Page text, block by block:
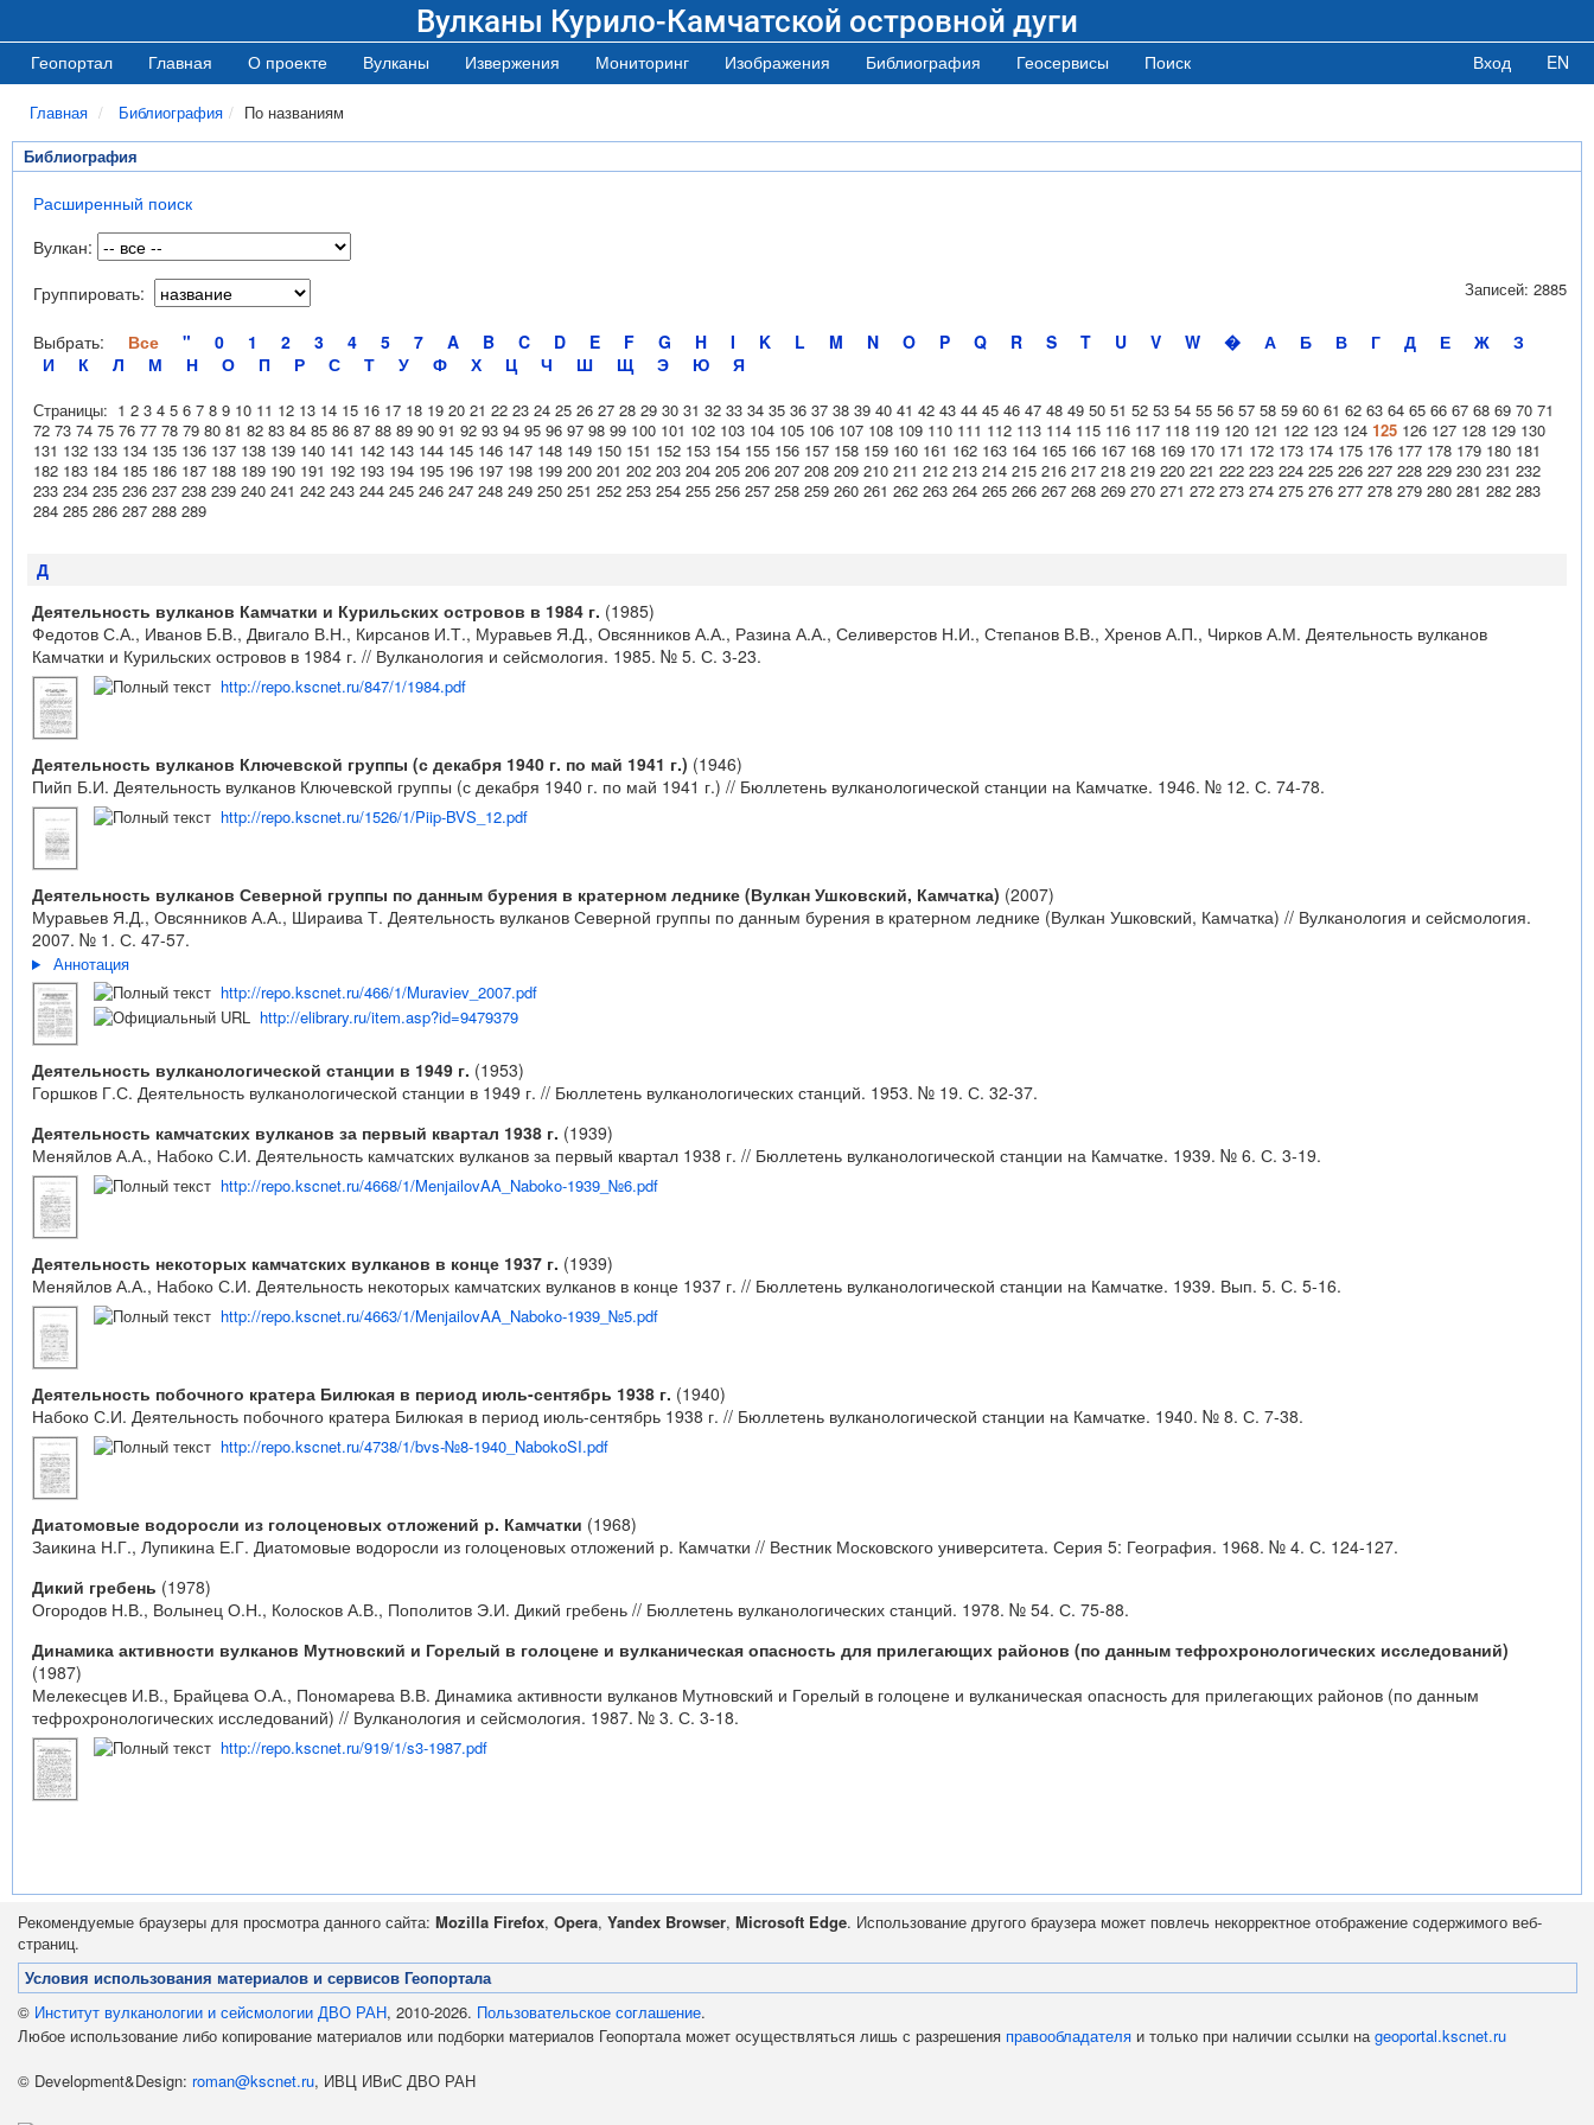
Вулканы Курило-Камчатской островной дуги
Геопортал Главная О проекте Вулканы Извержения Мониторинг Изображения Библиография Геосервисы Поиск Вход EN
Главная Библиография По названиям
Библиография
Расширенный поиск
Вулкан:
Группировать:
Выбрать: Все " 0 1 2 3 4 5 7 A B C D E F G H I K L M N O P Q R S T U V W � А Б В Г Д Е Ж
З
И
К Л М Н О П Р С Т У Ф Х Ц Ч Ш Щ Э Ю Я
Записей: 2885
Страницы: 1 2 3 4 5 6 7 8 9 10 11 12 13 14 15 16 17 18 19 20 21 22 23 24 25 26 27 28 29 30 31 32 33 34 35 36 37 38 39 40 41 42 43 44 45 46 47 48 49 50 51 52 53 54 55 56 57 58 59 60 61 62 63 64 65 66 67 68 69 70 71
72 73 74 75 76 77 78 79 80 81 82 83 84 85 86 87 88 89 90 91 92 93 94 95 96 97 98 99 100 101 102 103 104 105 106 107 108 109 110 111 112 113 114 115 116 117 118 119 120 121 122 123 124 125 126 127 128 129 130
131 132 133 134 135 136 137 138 139 140 141 142 143 144 145 146 147 148 149 150 151 152 153 154 155 156 157 158 159 160 161 162 163 164 165 166 167 168 169 170 171 172 173 174 175 176 177 178 179 180 181
182 183 184 185 186 187 188 189 190 191 192 193 194 195 196 197 198 199 200 201 202 203 204 205 206 207 208 209 210 211 212 213 214 215 216 217 218 219 220 221 222 223 224 225 226 227 228 229 230 231 232
233 234 235 236 237 238 239 240 241 242 243 244 245 246 247 248 249 250 251 252 253 254 255 256 257 258 259 260 261 262 263 264 265 266 267 268 269 270 271 272 273 274 275 276 277 278 279 280 281 282 283
284 285 286 287 288 289
Д
Деятельность вулканов Камчатки и Курильских островов в 1984 г. (1985)
Федотов С.А., Иванов Б.В., Двигало В.Н., Кирсанов И.Т., Муравьев Я.Д., Овсянников А.А., Разина А.А., Селиверстов Н.И., Степанов В.В., Хренов А.П., Чирков А.М. Деятельность вулканов
Камчатки и Курильских островов в 1984 г. // Вулканология и сейсмология. 1985. № 5. С. 3-23.
http://repo.kscnet.ru/847/1/1984.pdf
Деятельность вулканов Ключевской группы (с декабря 1940 г. по май 1941 г.) (1946)
Пийп Б.И. Деятельность вулканов Ключевской группы (с декабря 1940 г. по май 1941 г.) // Бюллетень вулканологической станции на Камчатке. 1946. № 12. С. 74-78.
http://repo.kscnet.ru/1526/1/Piip-BVS_12.pdf
Деятельность вулканов Северной группы по данным бурения в кратерном леднике (Вулкан Ушковский, Камчатка) (2007)
Муравьев Я.Д., Овсянников А.А., Шираива Т. Деятельность вулканов Северной группы по данным бурения в кратерном леднике (Вулкан Ушковский, Камчатка) // Вулканология и сейсмология.
2007. № 1. С. 47-57.
Аннотация
http://repo.kscnet.ru/466/1/Muraviev_2007.pdf
http://elibrary.ru/item.asp?id=9479379
Деятельность вулканологической станции в 1949 г. (1953)
Горшков Г.С. Деятельность вулканологической станции в 1949 г. // Бюллетень вулканологических станций. 1953. № 19. С. 32-37.
Деятельность камчатских вулканов за первый квартал 1938 г. (1939)
Меняйлов А.А., Набоко С.И. Деятельность камчатских вулканов за первый квартал 1938 г. // Бюллетень вулканологической станции на Камчатке. 1939. № 6. С. 3-19.
http://repo.kscnet.ru/4668/1/MenjailovAA_Naboko-1939_№6.pdf
Деятельность некоторых камчатских вулканов в конце 1937 г. (1939)
Меняйлов А.А., Набоко С.И. Деятельность некоторых камчатских вулканов в конце 1937 г. // Бюллетень вулканологической станции на Камчатке. 1939. Вып. 5. С. 5-16.
http://repo.kscnet.ru/4663/1/MenjailovAA_Naboko-1939_№5.pdf
Деятельность побочного кратера Билюкая в период июль-сентябрь 1938 г. (1940)
Набоко С.И. Деятельность побочного кратера Билюкая в период июль-сентябрь 1938 г. // Бюллетень вулканологической станции на Камчатке. 1940. № 8. С. 7-38.
http://repo.kscnet.ru/4738/1/bvs-№8-1940_NabokoSI.pdf
Диатомовые водоросли из голоценовых отложений р. Камчатки (1968)
Заикина Н.Г., Лупикина Е.Г. Диатомовые водоросли из голоценовых отложений р. Камчатки // Вестник Московского университета. Серия 5: География. 1968. № 4. С. 124-127.
Дикий гребень (1978)
Огородов Н.В., Волынец О.Н., Колосков А.В., Пополитов Э.И. Дикий гребень // Бюллетень вулканологических станций. 1978. № 54. С. 75-88.
Динамика активности вулканов Мутновский и Горелый в голоцене и вулканическая опасность для прилегающих районов (по данным тефрохронологических исследований)
(1987)
Мелекесцев И.В., Брайцева О.А., Пономарева В.В. Динамика активности вулканов Мутновский и Горелый в голоцене и вулканическая опасность для прилегающих районов (по данным
тефрохронологических исследований) // Вулканология и сейсмология. 1987. № 3. С. 3-18.
http://repo.kscnet.ru/919/1/s3-1987.pdf
Рекомендуемые браузеры для просмотра данного сайта: Mozilla Firefox, Opera, Yandex Browser, Microsoft Edge. Использование другого браузера может повлечь некорректное отображение содержимого веб-
страниц.
Условия использования материалов и сервисов Геопортала
© Институт вулканологии и сейсмологии ДВО РАН, 2010-2026. Пользовательское соглашение.
Любое использование либо копирование материалов или подборки материалов Геопортала может осуществляться лишь с разрешения правообладателя и только при наличии ссылки наgeoportal.kscnet.ru
© Development&Design: roman@kscnet.ru, ИВЦ ИВиС ДВО РАН